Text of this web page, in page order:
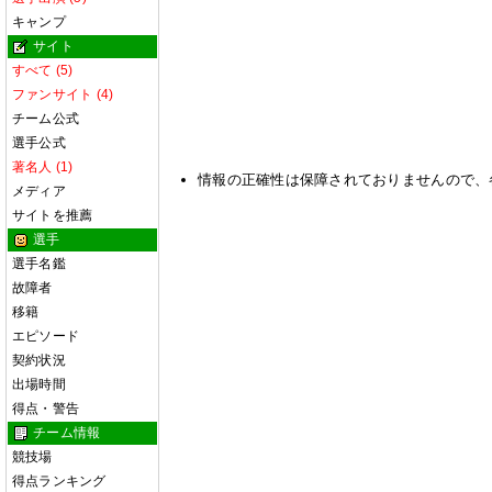
キャンプ
サイト
すべて (5)
ファンサイト (4)
チーム公式
選手公式
著名人 (1)
メディア
サイトを推薦
選手
選手名鑑
故障者
移籍
エピソード
契約状況
出場時間
得点・警告
チーム情報
競技場
得点ランキング
情報の正確性は保障されておりませんので